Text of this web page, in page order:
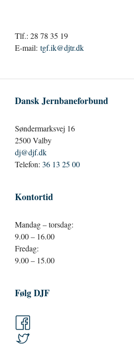
Tlf.: 28 78 35 19
E-mail: tgf.ik@djtr.dk
Dansk Jernbaneforbund
Søndermarksvej 16
2500 Valby
dj@djf.dk
Telefon: 36 13 25 00
Kontortid
Mandag – torsdag:
9.00 – 16.00
Fredag:
9.00 – 15.00
Følg DJF